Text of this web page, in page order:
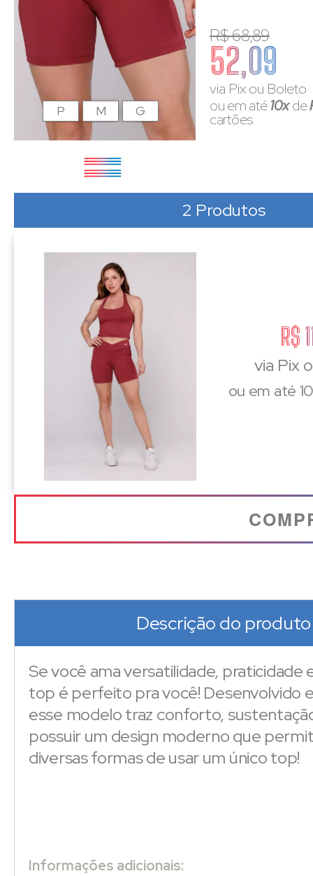
R$ 68,89
52,09
via Pix ou Boleto
ou em até10xde
cartões
P M G
2 Produtos
R$
via Pix
ou em até
Descrição do produto
Se você ama versatilidade, praticidade
top é perfeito pra você! Desenvolvido
esse modelo traz conforto,
possuir um design moderno que
diversas formas de usar um único top!
Informações adicionais: